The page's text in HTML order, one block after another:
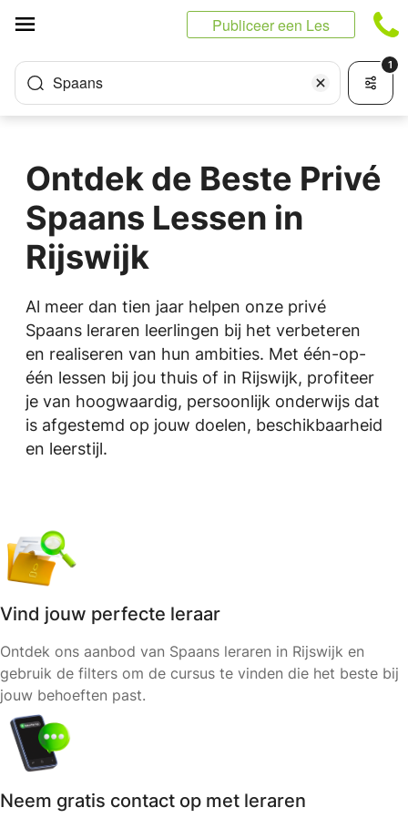
Publiceer een Les
Spaans
1
Ontdek de Beste Privé
Spaans Lessen in
Rijswijk
Al meer dan tien jaar helpen onze privé
Spaans leraren leerlingen bij het verbeteren
en realiseren van hun ambities. Met één-op-
één lessen bij jou thuis of in Rijswijk, profiteer
je van hoogwaardig, persoonlijk onderwijs dat
is afgestemd op jouw doelen, beschikbaarheid
en leerstijl.
Vind jouw perfecte leraar
Ontdek ons aanbod van Spaans leraren in Rijswijk en
gebruik de filters om de cursus te vinden die het beste bij
jouw behoeften past.
Neem gratis contact op met leraren